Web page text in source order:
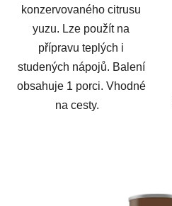
konzervovaného citrusu
yuzu. Lze použít na
přípravu teplých i
studených nápojů. Balení
obsahuje 1 porci. Vhodné
na cesty.